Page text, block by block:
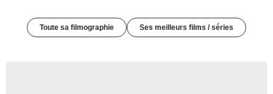
Toute sa filmographie Ses meilleurs films / séries